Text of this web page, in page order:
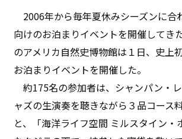
2006年から毎年夏休みシーズンに合
向けのお泊まりイベントを開催してき
のアメリカ自然史博物館は１日、史上
お泊まりイベントを開催した。
約175名の参加者は、シャンパン・
ャズの生演奏を聴きながら３品コース
と、「海洋ライフ空間 ミルスタイン・